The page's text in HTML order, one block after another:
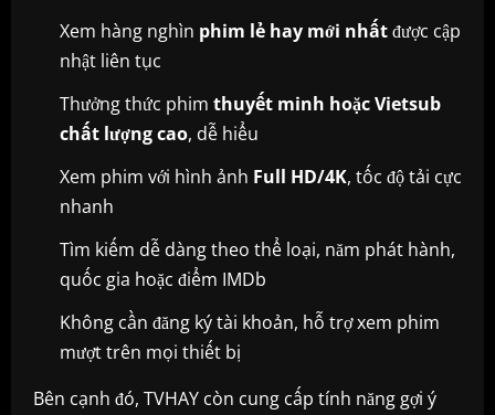
Xem hàng nghìn phim lẻ hay mới nhấtđược cập
nhật liên tục
Thưởng thức phim thuyết minh hoặc Vietsub
chất lượng cao, dễ hiểu
Xem phim với hình ảnh Full HD/4K, tốc độ tải cực
nhanh
Tìm kiếm dễ dàng theo thể loại, năm phát hành,
quốc gia hoặc điểm IMDb
Không cần đăng ký tài khoản, hỗ trợ xem phim
mượt trên mọi thiết bị
Bên cạnh đó, TVHAY còn cung cấp tính năng gợi ý